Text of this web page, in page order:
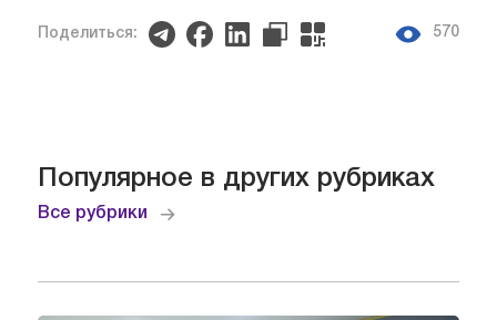
Поделиться: 570
Популярное в других рубриках
Все рубрики